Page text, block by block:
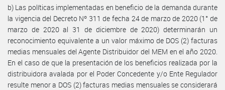
b) Las políticas implementadas en beneficio de la demanda durante
la vigencia del Decreto Nº 311 de fecha 24 de marzo de 2020 (1° de
marzo de 2020 al 31 de diciembre de 2020) determinarán un
reconocimiento equivalente a un valor máximo de DOS (2) facturas
medias mensuales del Agente Distribuidor del MEM en el año 2020.
En el caso de que la presentación de los beneficios realizada por la
distribuidora avalada por el Poder Concedente y/o Ente Regulador
resulte menor a DOS (2) facturas medias mensuales se considerará